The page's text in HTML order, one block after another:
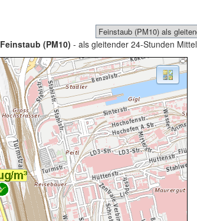
Feinstaub (PM10) - als gleitender 24-Stunden